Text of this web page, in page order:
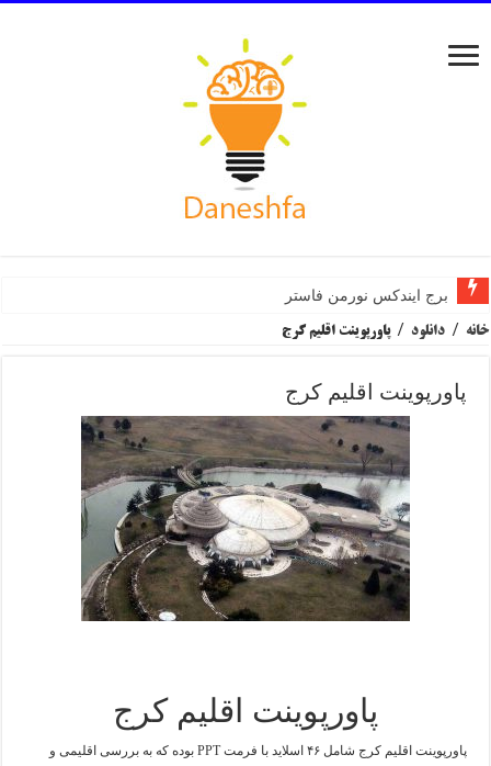
برج ایندکس نورمن فاستر
خانه / دانلود / پاورپوینت اقلیم کرج
پاورپوینت اقلیم کرج
پاورپوینت اقلیم کرج
پاورپوینت اقلیم کرج شامل ۴۶ اسلاید با فرمت PPT بوده که به بررسی اقلیمی و